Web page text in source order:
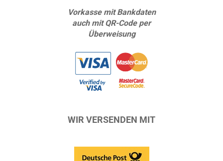
Vorkasse mit Bankdaten
auch mit QR-Code per
Überweisung
WIR VERSENDEN MIT